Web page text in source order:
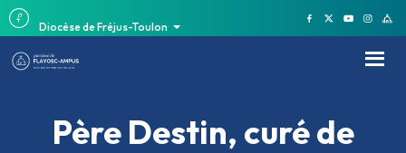
Diocèse de Fréjus-Toulon
Père Destin, curé de